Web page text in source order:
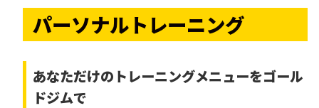
パーソナルトレーニング
あなただけの トレーニングメニューをゴール
ドジムで